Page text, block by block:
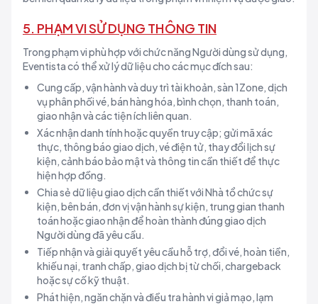
5. PHẠM VI SỬ DỤNG THÔNG TIN
Trong phạm vi phù hợp với chức năng Người dùng sử dụng,
Eventista có thể xử lý dữ liệu cho các mục đích sau:
Cung cấp, vận hành và duy trì tài khoản, sàn 1Zone, dịch
vụ phân phối vé, bán hàng hóa, bình chọn, thanh toán,
giao nhận và các tiện ích liên quan.
Xác nhận danh tính hoặc quyền truy cập; gửi mã xác
thực, thông báo giao dịch, vé điện tử, thay đổi lịch sự
kiện, cảnh báo bảo mật và thông tin cần thiết để thực
hiện hợp đồng.
Chia sẻ dữ liệu giao dịch cần thiết với Nhà tổ chức sự
kiện, bên bán, đơn vị vận hành sự kiện, trung gian thanh
toán hoặc giao nhận để hoàn thành đúng giao dịch
Người dùng đã yêu cầu.
Tiếp nhận và giải quyết yêu cầu hỗ trợ, đổi vé, hoàn tiền,
khiếu nại, tranh chấp, giao dịch bị từ chối, chargeback
hoặc sự cố kỹ thuật.
Phát hiện, ngăn chặn và điều tra hành vi giả mạo, lạm